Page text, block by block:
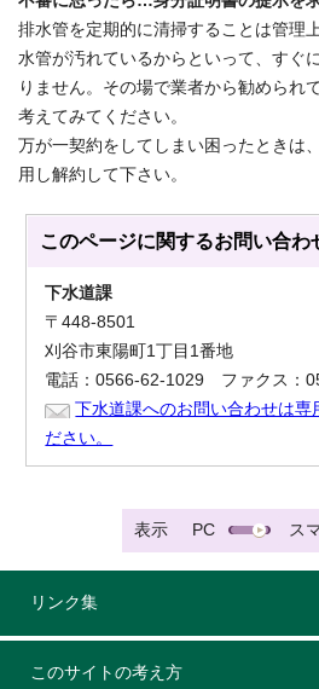
排水管を定期的に清掃することは管理
水管が汚れているからといって、すぐ
りません。その場で業者から勧められ
考えてみてください。
万が一契約をしてしまい困ったときは
用し解約して下さい。
このページに関するお問い合わ
下水道課
〒448-8501
刈谷市東陽町1丁目1番地
電話：0566-62-1029 ファクス：
下水道課へのお問い合わせは専
ださい。
表示 PC ス
リンク集
このサイトの考え方